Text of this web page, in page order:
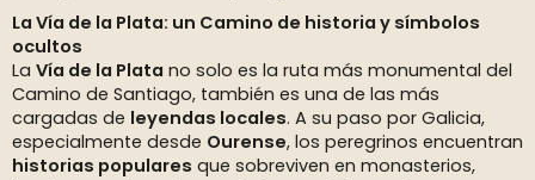
La Vía de la Plata: un Camino de historia y símbolos
ocultos
La Vía de la Plata no solo es la ruta más monumental del
Camino de Santiago, también es una de las más
cargadas de leyendas locales. A su paso por Galicia,
especialmente desde Ourense, los peregrinos encuentran
historias populares que sobreviven en monasterios,